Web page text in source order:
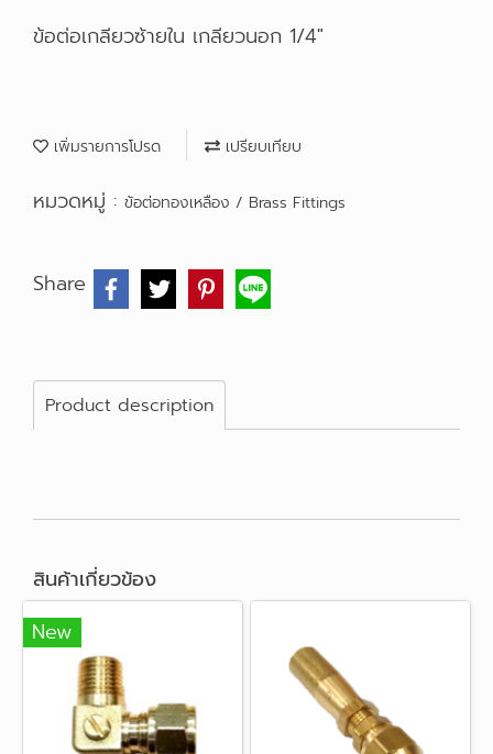
ข้อต่อเกลียวซ้ายใน เกลียวนอก 1/4"
เพิ่มรายการโปรด เปรียบเทียบ
หมวดหมู่ : ข้อต่อทองเหลือง / Brass Fittings
Share
Product description
สินค้าเกี่ยวข้อง
New